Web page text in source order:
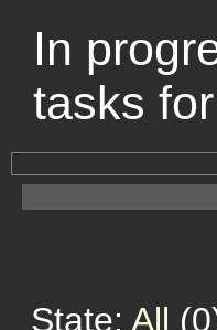
In
tasks
State: All